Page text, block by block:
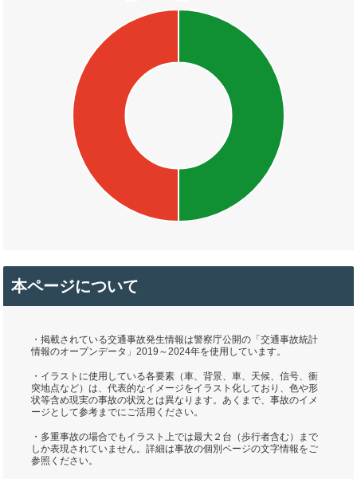
本ページについて
・掲載されている交通事故発生情報は警察庁公開の「交通事故統計
情報のオープンデータ」2019～2024年を使用しています。
・イラストに使用している各要素（車、背景、車、天候、信号、衝
突地点など）は、代表的なイメージをイラスト化しており、色や形
状等含め現実の事故の状況とは異なります。あくまで、事故のイメ
ージとして参考までにご活用ください。
・多重事故の場合でもイラスト上では最大２台（歩行者含む）まで
しか表現されていません。詳細は事故の個別ページの文字情報をご
参照ください。